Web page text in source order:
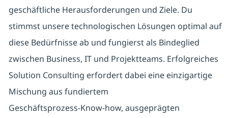
geschäftliche Herausforderungen und Ziele. Du
stimmst unsere technologischen Lösungen optimal auf
diese Bedürfnisse ab und fungierst als Bindeglied
zwischen Business, IT und Projektteams. Erfolgreiches
Solution Consulting erfordert dabei eine einzigartige
Mischung aus fundiertem
Geschäftsprozess‑Know‑how, ausgeprägten